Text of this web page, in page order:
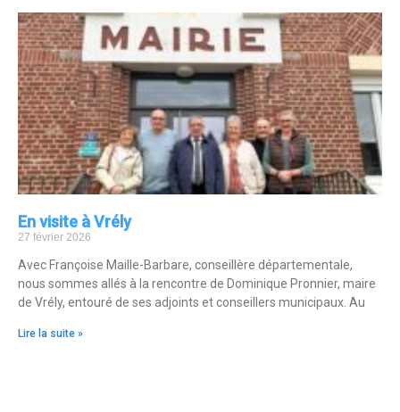
En visite à Vrély
27 février 2026
Avec Françoise Maille-Barbare, conseillère départementale,
nous sommes allés à la rencontre de Dominique Pronnier, maire
de Vrély, entouré de ses adjoints et conseillers municipaux. Au
Lire la suite »